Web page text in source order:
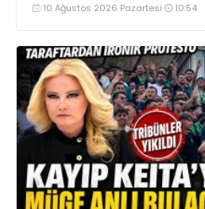
10 Ağustos 2026 Pazartesi 10:54